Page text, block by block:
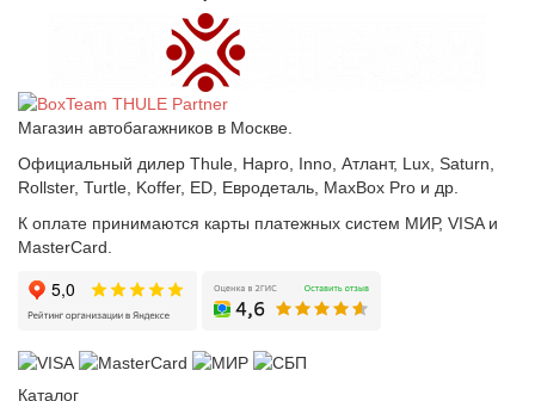
Магазин автобагажников в Москве.
Официальный дилер Thule, Hapro, Inno, Атлант, Lux, Saturn,
Rollster, Turtle, Koffer, ED, Евродеталь, MaxBox Pro и др.
К оплате принимаются карты платежных систем МИР, VISA и
MasterCard.
Каталог